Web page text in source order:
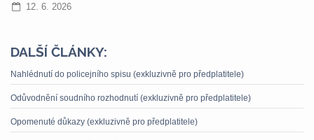
12. 6. 2026
DALŠÍ ČLÁNKY:
Nahlédnutí do policejního spisu (exkluzivně pro předplatitele)
Odůvodnění soudního rozhodnutí (exkluzivně pro předplatitele)
Opomenuté důkazy (exkluzivně pro předplatitele)